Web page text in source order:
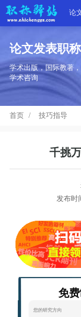
论
首
页
学
论文发表职
学术出版，国际教著
学术咨询
首页 技巧指导
千挑
发布时
免